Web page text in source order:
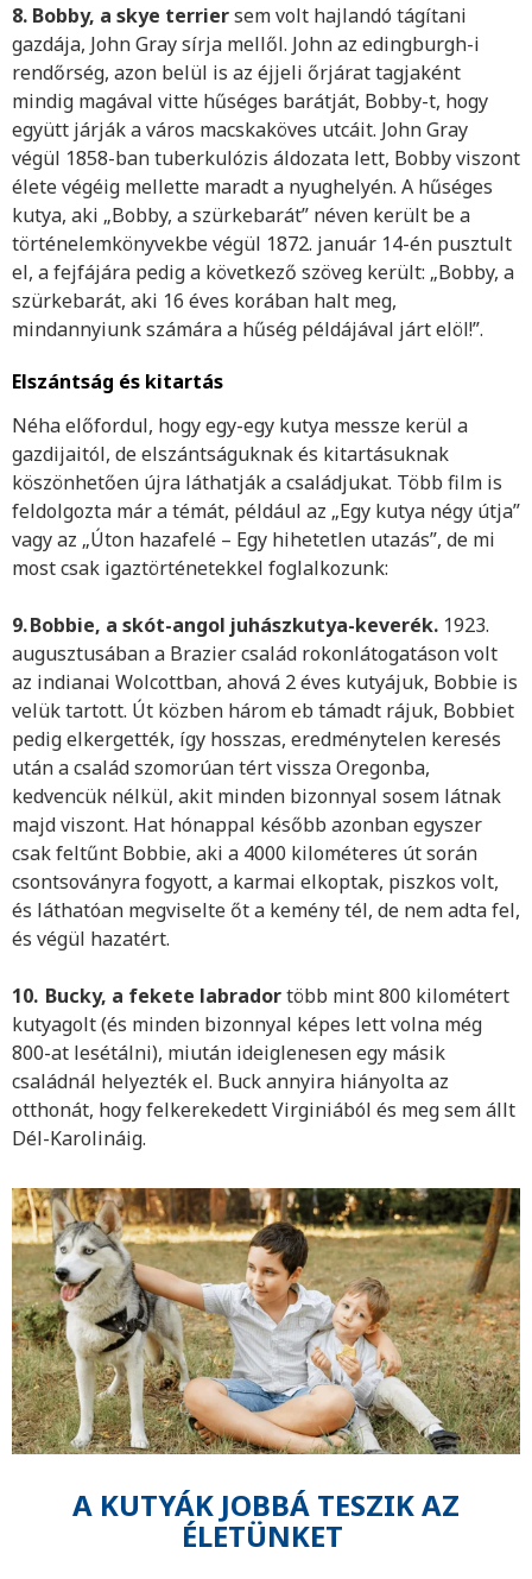
8. Bobby, a skye terriersem volt hajlandó tágítani
gazdája, John Gray sírja mellől. John az edingburgh-i
rendőrség, azon belül is az éjjeli őrjárat tagjaként
mindig magával vitte hűséges barátját, Bobby-t, hogy
együtt járják a város macskaköves utcáit. John Gray
végül 1858-ban tuberkulózis áldozata lett, Bobby viszont
élete végéig mellette maradt a nyughelyén. A hűséges
kutya, aki „Bobby, a szürkebarát” néven került be a
történelemkönyvekbe végül 1872. január 14-én pusztult
el, a fejfájára pedig a következő szöveg került: „Bobby, a
szürkebarát, aki 16 éves korában halt meg,
mindannyiunk számára a hűség példájával járt elöl!”.
Elszántság és kitartás
Néha előfordul, hogy egy-egy kutya messze kerül a
gazdijaitól, de elszántságuknak és kitartásuknak
köszönhetően újra láthatják a családjukat. Több film is
feldolgozta már a témát, például az „Egy kutya négy útja”
vagy az „Úton hazafelé – Egy hihetetlen utazás”, de mi
most csak igaztörténetekkel foglalkozunk:
9.Bobbie, a skót-angol juhászkutya-keverék. 1923.
augusztusában a Brazier család rokonlátogatáson volt
az indianai Wolcottban, ahová 2 éves kutyájuk, Bobbie is
velük tartott. Út közben három eb támadt rájuk, Bobbiet
pedig elkergették, így hosszas, eredménytelen keresés
után a család szomorúan tért vissza Oregonba,
kedvencük nélkül, akit minden bizonnyal sosem látnak
majd viszont. Hat hónappal később azonban egyszer
csak feltűnt Bobbie, aki a 4000 kilométeres út során
csontsoványra fogyott, a karmai elkoptak, piszkos volt,
és láthatóan megviselte őt a kemény tél, de nem adta fel,
és végül hazatért.
10. Bucky, a fekete labradortöbb mint 800 kilométert
kutyagolt (és minden bizonnyal képes lett volna még
800-at lesétálni), miután ideiglenesen egy másik
családnál helyezték el. Buck annyira hiányolta az
otthonát, hogy felkerekedett Virginiából és meg sem állt
Dél-Karolináig.
A KUTYÁK JOBBÁ TESZIK AZ
ÉLETÜNKET